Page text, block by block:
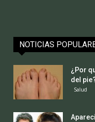
NOTICIAS
¿Por
del
Salud